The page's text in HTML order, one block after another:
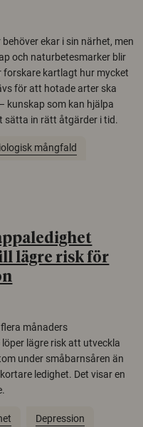
ekar i sin närhet, men
och naturbetesmarker blir
forskare kartlagt hur mycket
för att hotade arter ska
kunskap som kan hjälpa
sätta in rätt åtgärder i tid.
mångfald
lägre risk för
månaders
lägre risk att utveckla
under småbarnsåren än
ledighet. Det visar en
Depression